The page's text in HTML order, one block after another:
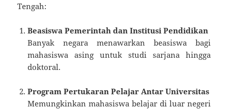
Tengah:
Beasiswa Pemerintah dan Institusi Pendidikan
Banyak negara menawarkan beasiswa bagi
mahasiswa asing untuk studi sarjana hingga
doktoral.
Program Pertukaran Pelajar Antar Universitas
Memungkinkan mahasiswa belajar di luar negeri